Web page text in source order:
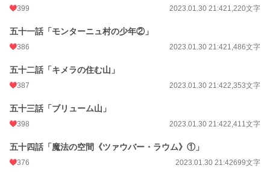
399 2023.01.30 21:421,220文字
五十一話「モンターニュ村の少年②」
386 2023.01.30 21:421,486文字
五十二話「キメラの住む山」
387 2023.01.30 21:422,353文字
五十三話「ブリューム山」
398 2023.01.30 21:422,411文字
五十四話「魔法の空間《ツァウバー・ラウム》①」
376 2023.01.30 21:42699文字